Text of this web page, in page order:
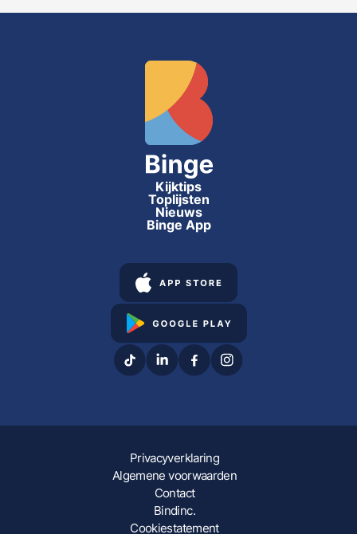
Kijktips
Toplijsten
Nieuws
Binge App
Privacyverklaring
Algemene voorwaarden
Contact
Bindinc.
Cookiestatement